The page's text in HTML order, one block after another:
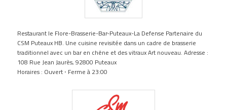
Restaurant le Flore-Brasserie-Bar-Puteaux-La Defense Partenaire du
CSM Puteaux HB. Une cuisine revisitée dans un cadre de brasserie
traditionnel avec un bar en chêne et des vitraux Art nouveau. Adresse :
108 Rue Jean Jaurès, 92800 Puteaux
Horaires : Ouvert ⋅ Ferme à 23:00